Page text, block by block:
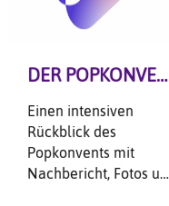
DER POPKONVENT
Einen intensiven
Rückblick des
Popkonvents mit
Nachbericht, Fotos und